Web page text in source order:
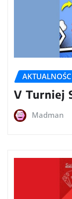
V Turniej
Madman